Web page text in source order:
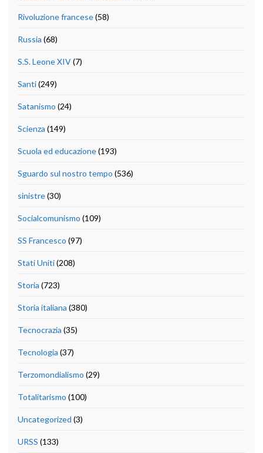
Rivoluzione francese(58)
Russia (68)
S.S. Leone XIV(7)
Santi(249)
Satanismo (24)
Scienza (149)
Scuola ed educazione(193)
Sguardo sul nostro tempo (536)
sinistre(30)
Socialcomunismo (109)
SS Francesco (97)
Stati Uniti(208)
Storia (723)
Storia italiana (380)
Tecnocrazia (35)
Tecnologia (37)
Terzomondialismo (29)
Totalitarismo (100)
Uncategorized (3)
URSS (133)